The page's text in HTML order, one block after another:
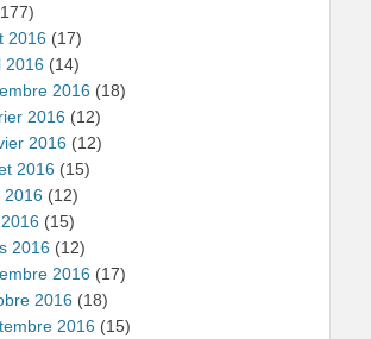
2016 (17)
2016 (14)
2016 (18)
2016 (12)
2016 (12)
2016 (15)
2016 (12)
(15)
2016 (12)
2016 (17)
2016 (18)
2016 (15)